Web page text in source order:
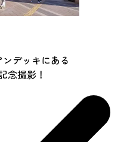
デッキにある
念撮影！